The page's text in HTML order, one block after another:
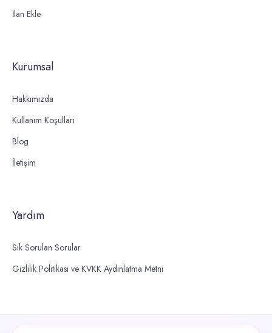
İlan Ekle
Kurumsal
Hakkımızda
Kullanım Koşulları
Blog
İletişim
Yardım
Sık Sorulan Sorular
Gizlilik Politikası ve KVKK Aydınlatma Metni